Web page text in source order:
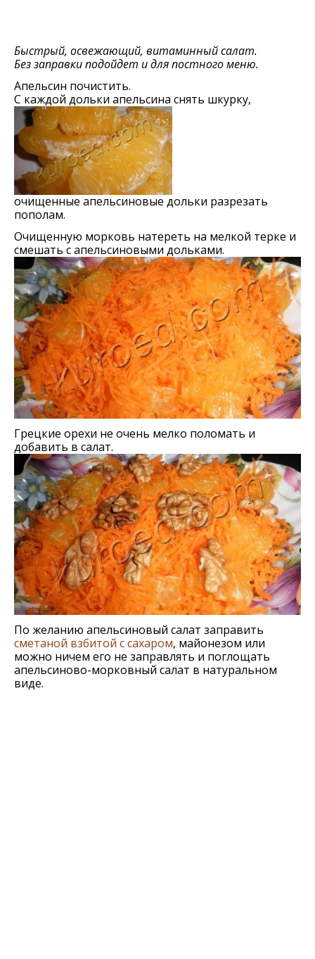
Быстрый, освежающий, витаминный салат.
Без заправки подойдет и для постного меню.
Апельсин почистить.
С каждой дольки апельсина снять шкурку,
очищенные апельсиновые дольки разрезать
пополам.
Очищенную морковь натереть на мелкой терке и
смешать с апельсиновыми дольками.
Грецкие орехи не очень мелко поломать и
добавить в салат.
По желанию апельсиновый салат заправить
сметаной взбитой с сахаром, майонезом или
можно ничем его не заправлять и поглощать
апельсиново-морковный салат в натуральном
виде.